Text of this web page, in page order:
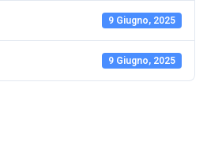
9 Giugno, 2025
9 Giugno, 2025